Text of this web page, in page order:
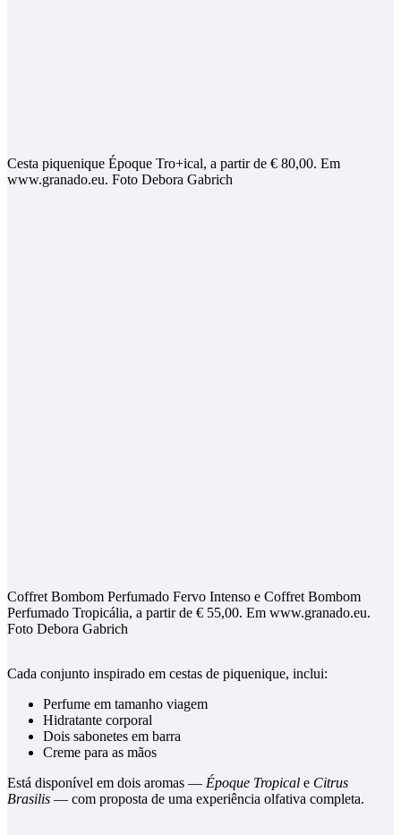
Cesta piquenique Époque Tro+ical, a partir de € 80,00. Em
www.granado.eu. Foto Debora Gabrich
Coffret Bombom Perfumado Fervo Intenso e Coffret Bombom
Perfumado Tropicália, a partir de € 55,00. Em www.granado.eu.
Foto Debora Gabrich
Cada conjunto inspirado em cestas de piquenique, inclui:
Perfume em tamanho viagem
Hidratante corporal
Dois sabonetes em barra
Creme para as mãos
Está disponível em dois aromas — Époque Tropical e Citrus
Brasilis — com proposta de uma experiência olfativa completa.